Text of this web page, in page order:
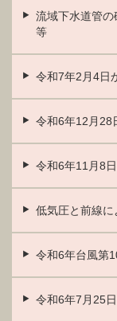
流域下水道管
等
令和7年2月4日
令和6年12月28
令和6年11月8
低気圧と前線
令和6年台風第
令和6年7月25